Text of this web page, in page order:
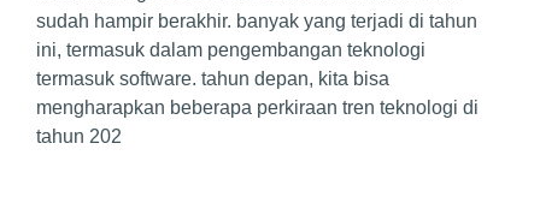
sudah hampir berakhir. banyak yang terjadi di tahun
ini, termasuk dalam pengembangan teknologi
termasuk software. tahun depan, kita bisa
mengharapkan beberapa perkiraan tren teknologi di
tahun 202